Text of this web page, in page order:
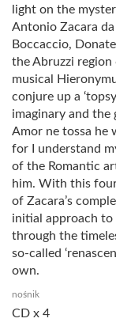
light on the
Antonio Zacara
Boccaccio,
the Abruzzi
musical
conjure up a
imaginary and the
Amor ne tossa he
for I understand
of the Romantic
him. With this
of Zacara’s
initial approach to
through the
so-called
own.
nośnik
CD x 4